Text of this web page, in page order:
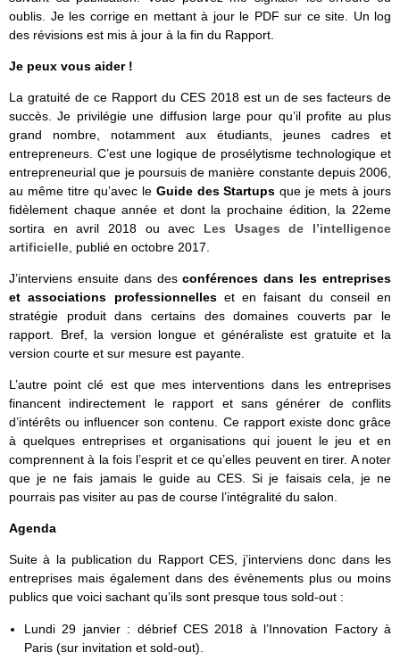
oublis. Je les corrige en mettant à jour le PDF sur ce site. Un log
des révisions est mis à jour à la fin du Rapport.
Je peux vous aider !
La gratuité de ce Rapport du CES 2018 est un de ses facteurs de
succès. Je privilégie une diffusion large pour qu’il profite au plus
grand nombre, notamment aux étudiants, jeunes cadres et
entrepreneurs. C’est une logique de prosélytisme technologique et
entrepreneurial que je poursuis de manière constante depuis 2006,
au même titre qu’avec le Guide des Startups que je mets à jours
fidèlement chaque année et dont la prochaine édition, la 22eme
sortira en avril 2018 ou avec Les Usages de l’intelligence
artificielle , publié en octobre 2017.
J’interviens ensuite dans desconférences dans les entreprises
et associations professionnelleset en faisant du conseil en
stratégie produit dans certains des domaines couverts par le
rapport. Bref, la version longue et généraliste est gratuite et la
version courte et sur mesure est payante.
L’autre point clé est que mes interventions dans les entreprises
financent indirectement le rapport et sans générer de conflits
d’intérêts ou influencer son contenu. Ce rapport existe donc grâce
à quelques entreprises et organisations qui jouent le jeu et en
comprennent à la fois l’esprit et ce qu’elles peuvent en tirer. A noter
que je ne fais jamais le guide au CES. Si je faisais cela, je ne
pourrais pas visiter au pas de course l’intégralité du salon.
Agenda
Suite à la publication du Rapport CES, j’interviens donc dans les
entreprises mais également dans des évènements plus ou moins
publics que voici sachant qu’ils sont presque tous sold-out :
Lundi 29 janvier : débrief CES 2018 à l’Innovation Factory à
Paris (sur invitation et sold-out).